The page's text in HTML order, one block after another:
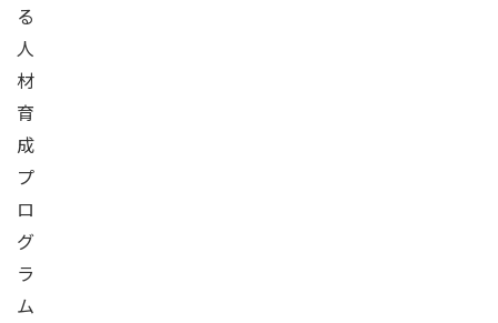
る
人
材
育
成
プ
ロ
グ
ラ
ム